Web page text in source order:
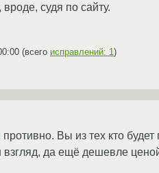
судя по сайту.
(всего исправлений: 1 )
Вы из тех кто
взгляд, да ещё дешевле